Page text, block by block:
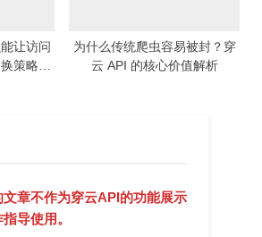
让访问
策略的
为什么传统爬虫容易被封？穿
云 API 的核心价值解析
章不作为穿云API的功能展示
导使用。